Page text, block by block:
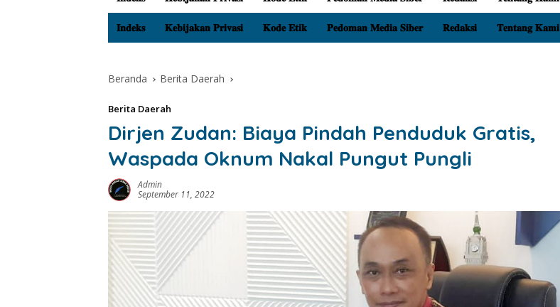
𝐈𝐧𝐝𝐞𝐤𝐬 𝐊𝐞𝐛𝐢𝐣𝐚𝐤𝐚𝐧 𝐏𝐫𝐢𝐯𝐚𝐬𝐢 𝐊𝐨𝐝𝐞 𝐄𝐭𝐢𝐤 𝐏𝐞𝐝𝐨𝐦𝐚𝐧 𝐌𝐞𝐝𝐢𝐚 𝐒𝐢𝐛𝐞𝐫 𝐑𝐞𝐝𝐚𝐤𝐬𝐢 𝐓𝐞𝐧𝐭𝐚𝐧𝐠 𝐊𝐚𝐦𝐢
Beranda Berita Daerah
Berita Daerah
Dirjen Zudan: Biaya Pindah Penduduk Gratis,
Waspada Oknum Nakal Pungut Pungli
Admin
September 11, 2022